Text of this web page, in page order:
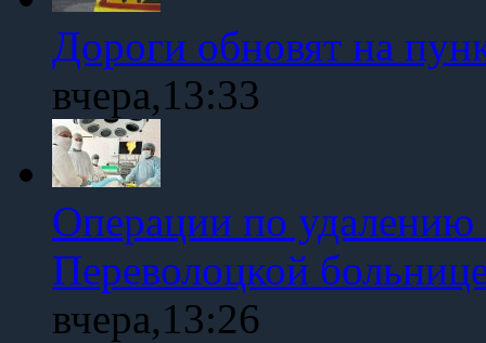
Дороги обновят на
вчера,13:33
Операции по удалению
Переволоцкой
вчера,13:26